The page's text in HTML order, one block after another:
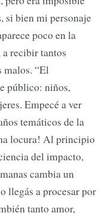
si bien mi personaje
poco en la
recibir tantos
malos. “El
público: niños,
Empecé a ver
temáticos de la
locura! Al principio
del impacto,
cambia un
llegás a procesar por
tanto amor,